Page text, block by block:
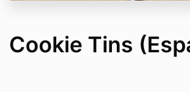
Cookie Tins